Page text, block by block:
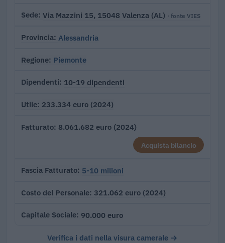
Sede Via Mazzini 15, 15048 Valenza (AL) · fonte VIES
Provincia Alessandria
Regione Piemonte
Dipendenti 10-19 dipendenti
Utile 233.334 euro (2024)
Fatturato 8.061.682 euro (2024)
Acquista bilancio
Fascia Fatturato 5-10 milioni
Costo del Personale 321.062 euro (2024)
Capitale Sociale 90.000 euro
Verifica i dati nella visura camerale →